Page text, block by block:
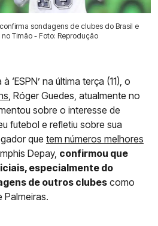
sondagens de clubes do Brasil e
Timão - Foto: Reprodução
‘ESPN’ na última terça (11), o
, Róger Guedes, atualmente no
sobre o interesse de
futebol e refletiu sobre sua
que tem números melhores
Depay, confirmou que
especialmente do
de outros clubes como
Palmeiras.